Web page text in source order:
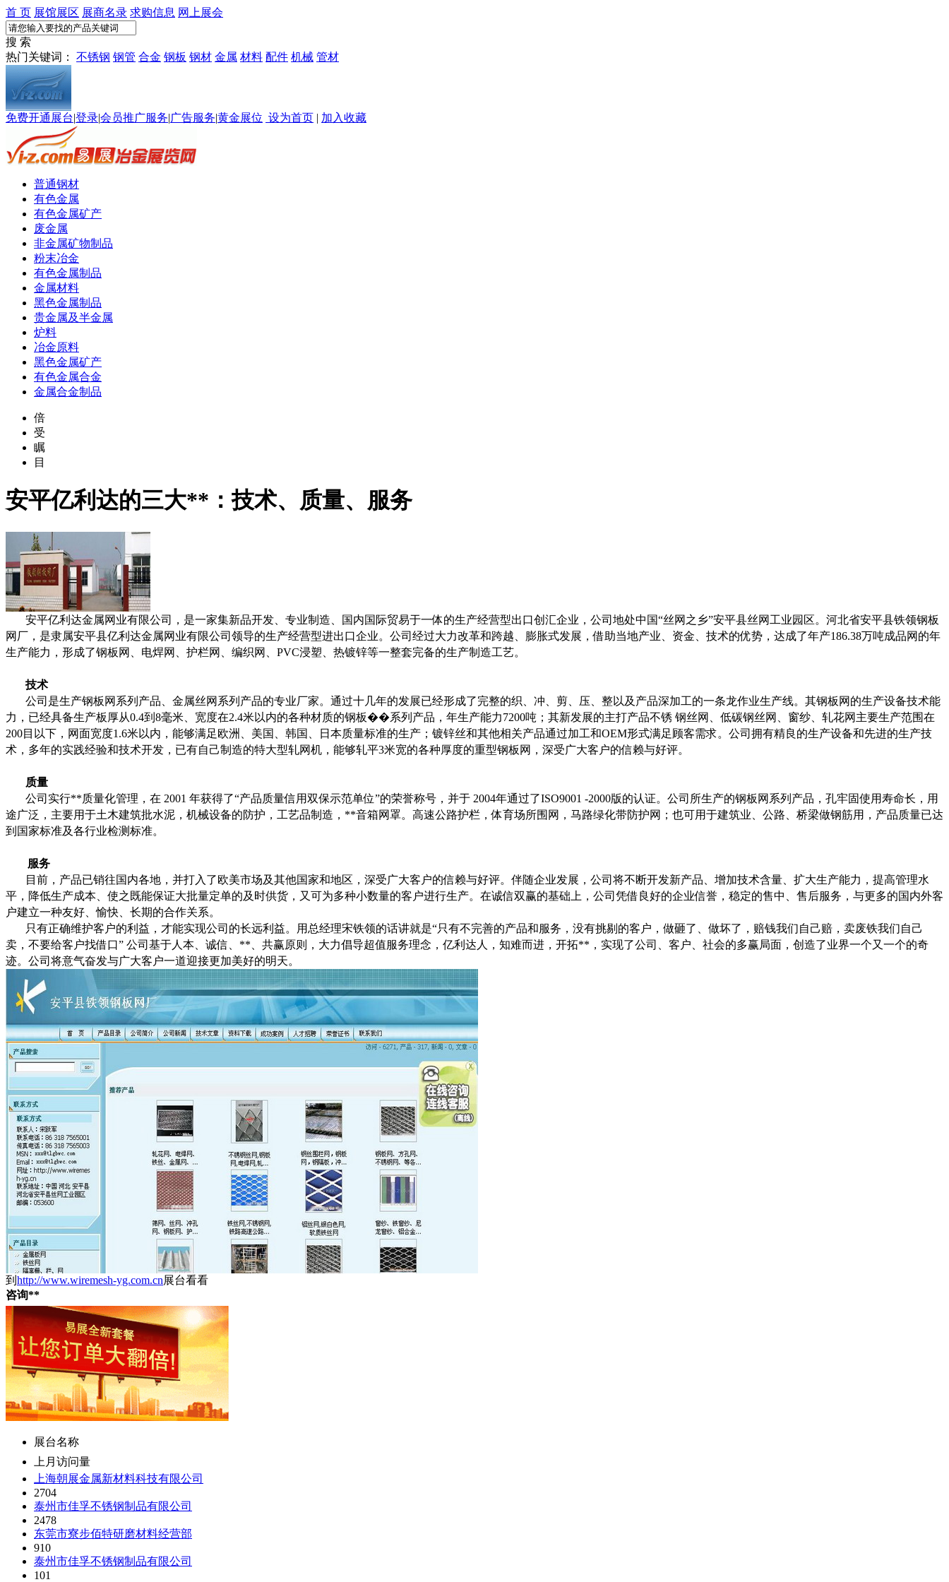
首 页 展馆展区 展商名录 求购信息 网上展会
搜 索
热门关键词： 不锈钢 钢管 合金 钢板 钢材 金属 材料 配件 机械 管材
免费开通展台|登录|会员推广服务|广告服务|黄金展位 设为首页 | 加入收藏
普通钢材
有色金属
有色金属矿产
废金属
非金属矿物制品
粉末冶金
有色金属制品
金属材料
黑色金属制品
贵金属及半金属
炉料
冶金原料
黑色金属矿产
有色金属合金
金属合金制品
倍
受
瞩
目
安平亿利达的三大**：技术、质量、服务
安平亿利达金属网业有限公司，是一家集新品开发、专业制造、国内国际贸易于一体的生产经营型出口创汇企业，公司地处中国“丝网之乡”安平县丝网工业园区。 河北省安平县铁领钢板
网厂，是隶属安平县亿利达金属网业有限公司领导的生产经营型进出口企业。公司经过大力改革和跨越、膨胀式发展，借助当地产业、资金、技术的优势，达成了年产186.38万吨成品网的年
生产能力，形成了钢板网、电焊网、护栏网、编织网、 PVC浸塑、热镀锌等一整套完备的生产制造工艺。
技术
公司是生产钢板网系列产品、金属丝网系列产品的专业厂家。通过十几年的发展已经形成了完整的织、冲、剪、压、整以及产品深加工的一条龙作业生产线。其钢板网的生产设备技术能
力，已经具备生产板厚从0.4到 8毫米、宽度在2.4米以内的各种材质的钢板��系列产品，年生产能力7200吨；其新发展的主打产品不锈 钢丝网、低碳钢丝网、窗纱、轧花网主要生产范围在
200目以下，网面宽度1.6米以内，能够满足欧洲、美国、韩国、日本质量标准的生产；镀锌丝和其他相关产品通过加工和OEM形式满足顾客需求。公司拥有精良的生产设备和先进的生产技
术，多年的实践经验和技术开发，已有自己制造的特大型轧网机，能够轧平3米宽的各种厚度的重型钢板网，深受广大客户的信赖与好评。
质量
公司实行**质量化管理，在 2001 年获得了“产品质量信用双保示范单位”的荣誉称号，并于 2004年通过了ISO9001 -2000版的认证。公司所生产的钢板网系列产品，孔牢固使用寿命长，用
途广泛，主要用于土木建筑批水泥，机械设备的防护，工艺品制造，**音箱网罩。高速公路护栏，体育场所围网，马路绿化带防护网；也可用于建筑业、公路、桥梁做钢筋用，产品质量已达
到国家标准及各行业检测标准。
服务
目前，产品已销往国内各地，并打入了欧美市场及其他国家和地区，深受广大客户的信赖与好评。伴随企业发展，公司将不断开发新产品、增加技术含量、扩大生产能力，提高管理水
平，降低生产成本、使之既能保证大批量定单的及时供货，又可为多种小数量的客户进行生产。在诚信双赢的基础上，公司凭借良好的企业信誉，稳定的售中、售后服务，与更多的国内外客
户建立一种友好、愉快、长期的合作关系。
只有正确维护客户的利益，才能实现公司的长远利益。用总经理宋铁领的话讲就是“只有不完善的产品和服务，没有挑剔的客户，做砸了、做坏了，赔钱我们自己赔，卖废铁我们自己
卖，不要给客户找借口” 公司基于人本、诚信、**、共赢原则，大力倡导超值服务理念，亿利达人，知难而进，开拓**，实现了公司、客户、社会的多赢局面，创造了业界一个又一个的奇
迹。公司将意气奋发与广大客户一道迎接更加美好的明天。
到 http://www.wiremesh-yg.com.cn展台看看
咨询**
展台名称
上月访问量
上海朝展金属新材料科技有限公司
2704
泰州市佳孚不锈钢制品有限公司
2478
东莞市寮步佰特研磨材料经营部
910
泰州市佳孚不锈钢制品有限公司
101